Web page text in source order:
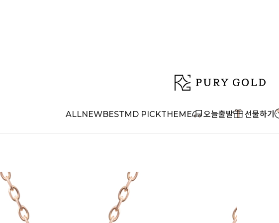
ALLNEWBESTMD PICKTHEME 오늘출발 선물하기